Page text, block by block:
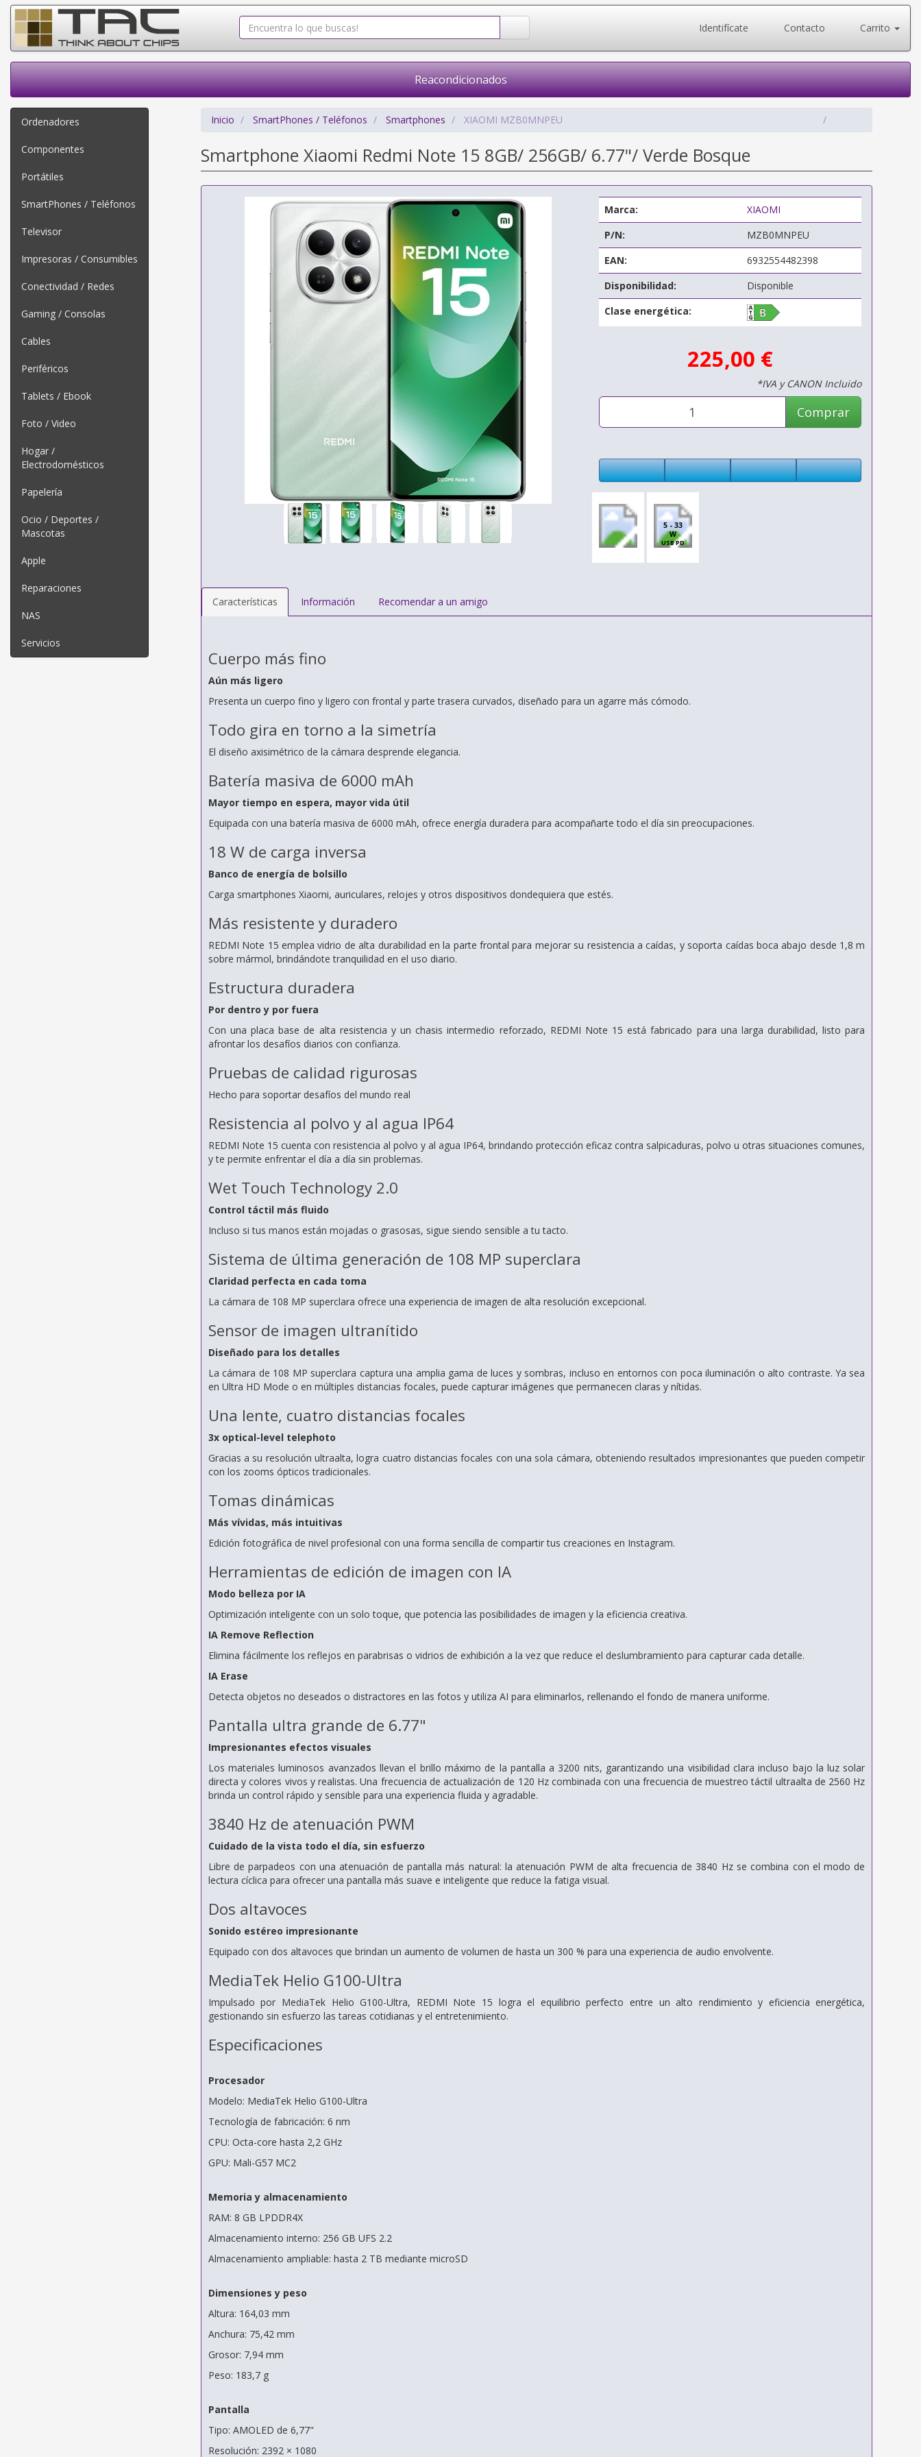
Identifícate Contacto Carrito
Reacondicionados
Ordenadores
Componentes
Portátiles
SmartPhones / Teléfonos
Televisor
Impresoras / Consumibles
Conectividad / Redes
Gaming / Consolas
Cables
Periféricos
Tablets / Ebook
Foto / Video
Hogar /
Electrodomésticos
Papelería
Ocio / Deportes /
Mascotas
Apple
Reparaciones
NAS
Servicios
Inicio SmartPhones / Teléfonos Smartphones XIAOMI MZB0MNPEU
Smartphone Xiaomi Redmi Note 15 8GB/ 256GB/ 6.77"/ Verde Bosque
Marca:
XIAOMI
P/N:
MZB0MNPEU
EAN:
6932554482398
Disponibilidad:
Disponible
Clase energética:
225,00 €
*IVA y CANON Incluido
Comprar
5 - 33
W
USB PD
Características Información Recomendar a un amigo
Cuerpo más fino
Aún más ligero
Presenta un cuerpo fino y ligero con frontal y parte trasera curvados, diseñado para un agarre más cómodo.
Todo gira en torno a la simetría
El diseño axisimétrico de la cámara desprende elegancia.
Batería masiva de 6000 mAh
Mayor tiempo en espera, mayor vida útil
Equipada con una batería masiva de 6000 mAh, ofrece energía duradera para acompañarte todo el día sin preocupaciones.
18 W de carga inversa
Banco de energía de bolsillo
Carga smartphones Xiaomi, auriculares, relojes y otros dispositivos dondequiera que estés.
Más resistente y duradero
REDMI Note 15 emplea vidrio de alta durabilidad en la parte frontal para mejorar su resistencia a caídas, y soporta caídas boca abajo desde 1,8 m
sobre mármol, brindándote tranquilidad en el uso diario.
Estructura duradera
Por dentro y por fuera
Con una placa base de alta resistencia y un chasis intermedio reforzado, REDMI Note 15 está fabricado para una larga durabilidad, listo para
afrontar los desafíos diarios con confianza.
Pruebas de calidad rigurosas
Hecho para soportar desafíos del mundo real
Resistencia al polvo y al agua IP64
REDMI Note 15 cuenta con resistencia al polvo y al agua IP64, brindando protección eficaz contra salpicaduras, polvo u otras situaciones comunes,
y te permite enfrentar el día a día sin problemas.
Wet Touch Technology 2.0
Control táctil más fluido
Incluso si tus manos están mojadas o grasosas, sigue siendo sensible a tu tacto.
Sistema de última generación de 108 MP superclara
Claridad perfecta en cada toma
La cámara de 108 MP superclara ofrece una experiencia de imagen de alta resolución excepcional.
Sensor de imagen ultranítido
Diseñado para los detalles
La cámara de 108 MP superclara captura una amplia gama de luces y sombras, incluso en entornos con poca iluminación o alto contraste. Ya sea
en Ultra HD Mode o en múltiples distancias focales, puede capturar imágenes que permanecen claras y nítidas.
Una lente, cuatro distancias focales
3x optical-level telephoto
Gracias a su resolución ultraalta, logra cuatro distancias focales con una sola cámara, obteniendo resultados impresionantes que pueden competir
con los zooms ópticos tradicionales.
Tomas dinámicas
Más vívidas, más intuitivas
Edición fotográfica de nivel profesional con una forma sencilla de compartir tus creaciones en Instagram.
Herramientas de edición de imagen con IA
Modo belleza por IA
Optimización inteligente con un solo toque, que potencia las posibilidades de imagen y la eficiencia creativa.
IA Remove Reflection
Elimina fácilmente los reflejos en parabrisas o vidrios de exhibición a la vez que reduce el deslumbramiento para capturar cada detalle.
IA Erase
Detecta objetos no deseados o distractores en las fotos y utiliza AI para eliminarlos, rellenando el fondo de manera uniforme.
Pantalla ultra grande de 6.77"
Impresionantes efectos visuales
Los materiales luminosos avanzados llevan el brillo máximo de la pantalla a 3200 nits, garantizando una visibilidad clara incluso bajo la luz solar
directa y colores vivos y realistas. Una frecuencia de actualización de 120 Hz combinada con una frecuencia de muestreo táctil ultraalta de 2560 Hz
brinda un control rápido y sensible para una experiencia fluida y agradable.
3840 Hz de atenuación PWM
Cuidado de la vista todo el día, sin esfuerzo
Libre de parpadeos con una atenuación de pantalla más natural: la atenuación PWM de alta frecuencia de 3840 Hz se combina con el modo de
lectura cíclica para ofrecer una pantalla más suave e inteligente que reduce la fatiga visual.
Dos altavoces
Sonido estéreo impresionante
Equipado con dos altavoces que brindan un aumento de volumen de hasta un 300 % para una experiencia de audio envolvente.
MediaTek Helio G100-Ultra
Impulsado por MediaTek Helio G100-Ultra, REDMI Note 15 logra el equilibrio perfecto entre un alto rendimiento y eficiencia energética,
gestionando sin esfuerzo las tareas cotidianas y el entretenimiento.
Especificaciones
Procesador
Modelo: MediaTek Helio G100-Ultra
Tecnología de fabricación: 6 nm
CPU: Octa-core hasta 2,2 GHz
GPU: Mali-G57 MC2
Memoria y almacenamiento
RAM: 8 GB LPDDR4X
Almacenamiento interno: 256 GB UFS 2.2
Almacenamiento ampliable: hasta 2 TB mediante microSD
Dimensiones y peso
Altura: 164,03 mm
Anchura: 75,42 mm
Grosor: 7,94 mm
Peso: 183,7 g
Pantalla
Tipo: AMOLED de 6,77"
Resolución: 2392 × 1080